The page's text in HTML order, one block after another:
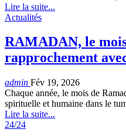
Lire la suite...
Actualités
RAMADAN, le
rapprochement
admin Fév 19, 2026
Chaque année, le mois de
spirituelle et humaine dans le
Lire la suite...
24/24